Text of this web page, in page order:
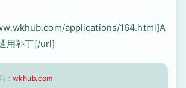
applications/164.html]A
用补丁[/url]
： wkhub.com